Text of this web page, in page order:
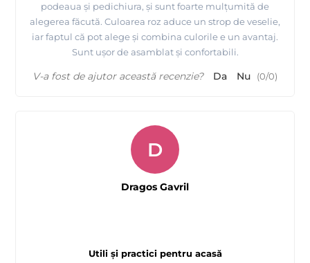
podeaua și pedichiura, și sunt foarte mulțumită de
alegerea făcută. Culoarea roz aduce un strop de veselie,
iar faptul că pot alege și combina culorile e un avantaj.
Sunt ușor de asamblat și confortabili.
V-a fost de ajutor această recenzie? Da Nu (0/0)
Utili și practici pentru acasă
D
Dragos Gavril